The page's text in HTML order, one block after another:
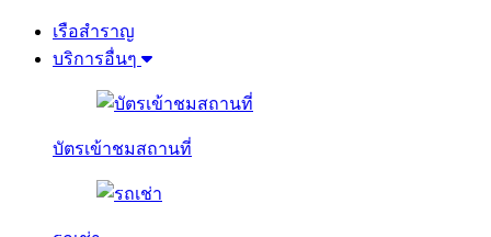
เรือสำราญ
บริการอื่นๆ
บัตรเข้าชมสถานที่